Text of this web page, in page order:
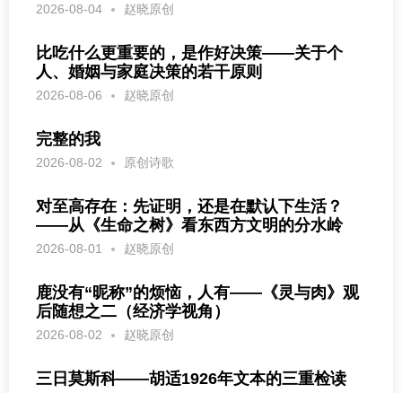
2026-08-04 赵晓原创
比吃什么更重要的，是作好决策——关于个
人、婚姻与家庭决策的若干原则
2026-08-06 赵晓原创
完整的我
2026-08-02 原创诗歌
对至高存在：先证明，还是在默认下生活？
——从《生命之树》看东西方文明的分水岭
2026-08-01 赵晓原创
鹿没有“昵称”的烦恼，人有——《灵与肉》观
后随想之二（经济学视角）
2026-08-02 赵晓原创
三日莫斯科——胡适1926年文本的三重检读